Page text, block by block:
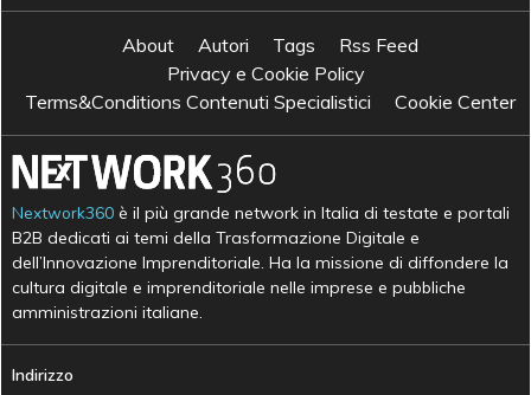
About Autori Tags
Rss Feed
Privacy e Cookie Policy
Terms&Conditions Contenuti Specialistici
Cookie Center
Nextwork360 è il più grande network in Italia di testate e portali
B2B dedicati ai temi della Trasformazione Digitale e
dell’Innovazione Imprenditoriale. Ha la missione di diffondere la
cultura digitale e imprenditoriale nelle imprese e pubbliche
amministrazioni italiane.
Indirizzo